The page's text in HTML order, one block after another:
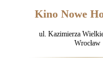
Kino Nowe
ul. Kazimierza
Wrocław